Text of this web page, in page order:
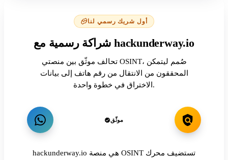
أول شريك رسمي لنا
شراكة رسمية مع hackunderway.io
تحالف موثّق بين منصتي OSINT، صُمم ليتمكن
المحققون من الانتقال من رقم هاتف إلى بيانات
الاختراق في خطوة واحدة.
موثّق
hackunderway.io هي منصة OSINT تستضيف محرك